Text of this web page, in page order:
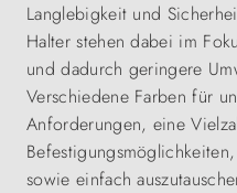
Langlebigkeit und
Halter stehen dabei im
und dadurch geringere
Verschiedene Farben für
Anforderungen, eine
sowie einfach